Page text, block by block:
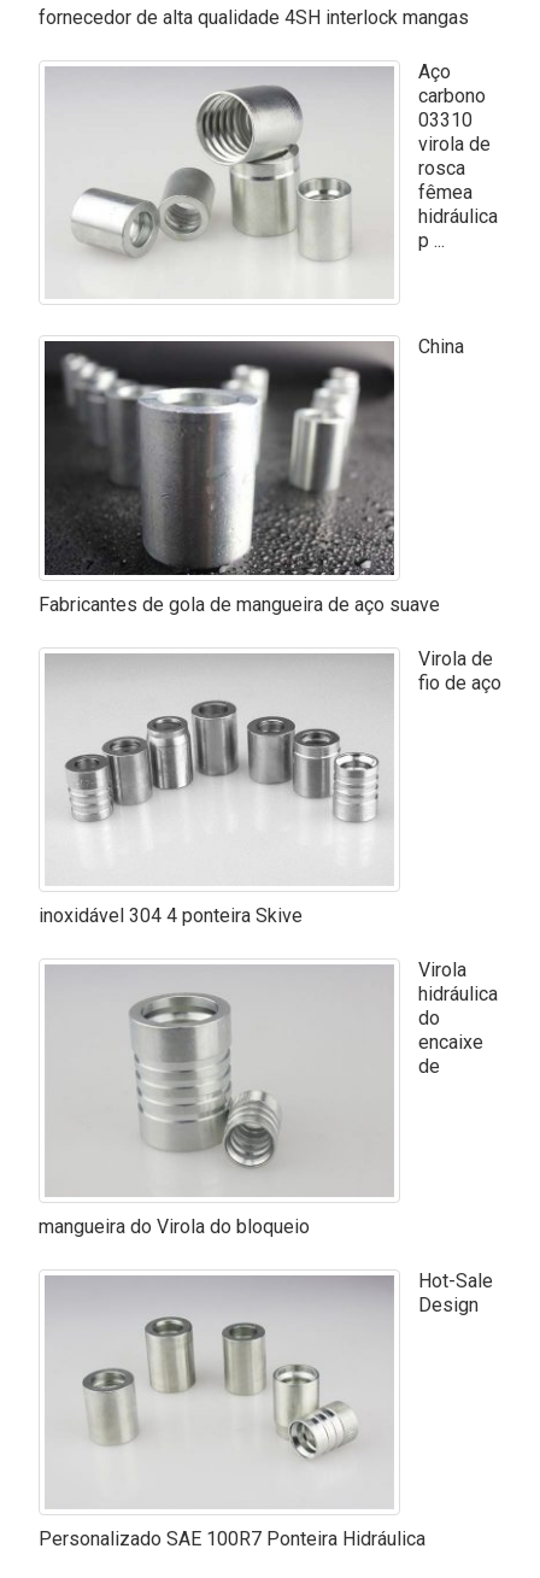
fornecedor de alta qualidade 4SH interlock mangas
Aço
carbono
03310
virola de
rosca
fêmea
hidráulica
p ...
China
Fabricantes de gola de mangueira de aço suave
Virola de
fio de aço
inoxidável 304 4 ponteira Skive
Virola
hidráulica
do
encaixe
de
mangueira do Virola do bloqueio
Hot-Sale
Design
Personalizado SAE 100R7 Ponteira Hidráulica